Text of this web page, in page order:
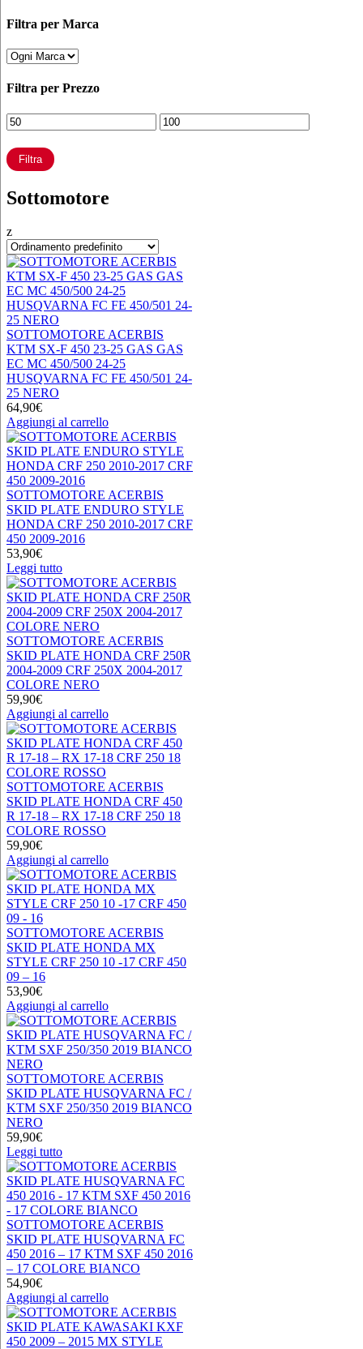
Filtra per Marca
Filtra per Prezzo
Prezzo
Min
Prezzo
Max
Filtra
Sottomotore
z
SOTTOMOTORE ACERBIS
KTM SX-F 450 23-25 GAS GAS
EC MC 450/500 24-25
HUSQVARNA FC FE 450/501 24-
25 NERO
64,90€
Aggiungi al carrello
SOTTOMOTORE ACERBIS
SKID PLATE ENDURO STYLE
HONDA CRF 250 2010-2017 CRF
450 2009-2016
53,90€
Leggi tutto
SOTTOMOTORE ACERBIS
SKID PLATE HONDA CRF 250R
2004-2009 CRF 250X 2004-2017
COLORE NERO
59,90€
Aggiungi al carrello
SOTTOMOTORE ACERBIS
SKID PLATE HONDA CRF 450
R 17-18 – RX 17-18 CRF 250 18
COLORE ROSSO
59,90€
Aggiungi al carrello
SOTTOMOTORE ACERBIS
SKID PLATE HONDA MX
STYLE CRF 250 10 -17 CRF 450
09 – 16
53,90€
Aggiungi al carrello
SOTTOMOTORE ACERBIS
SKID PLATE HUSQVARNA FC /
KTM SXF 250/350 2019 BIANCO
NERO
59,90€
Leggi tutto
SOTTOMOTORE ACERBIS
SKID PLATE HUSQVARNA FC
450 2016 – 17 KTM SXF 450 2016
– 17 COLORE BIANCO
54,90€
Aggiungi al carrello